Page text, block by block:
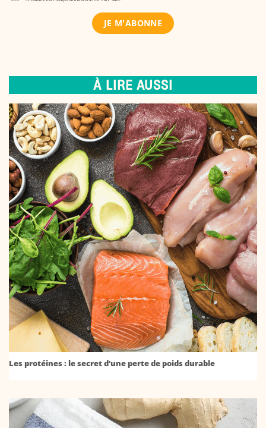
À LIRE AUSSI
Les protéines : le secret d’une perte de poids durable